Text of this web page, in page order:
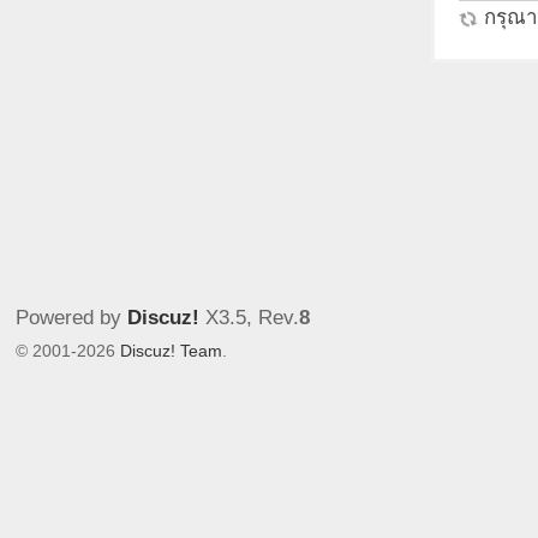
กรุณ
Powered by Discuz! X3.5, Rev.8
© 2001-2026 Discuz! Team